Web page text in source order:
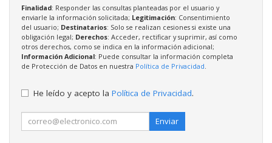
Finalidad: Responder las consultas planteadas por el usuario y
enviarle la información solicitada; Legitimación: Consentimiento
del usuario; Destinatarios: Solo se realizan cesiones si existe una
obligación legal; Derechos: Acceder, rectificar y suprimir, así como
otros derechos, como se indica en la información adicional;
Información Adicional: Puede consultar la información completa
de Protección de Datos en nuestra Política de Privacidad.
He leído y acepto la Política de Privacidad.
Enviar